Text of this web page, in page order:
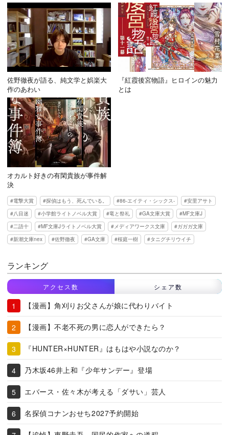
佐野徹夜が語る、純文学と娯楽大
作のあわい
『紅霞後宮物語』ヒロインの魅力
とは
オカルト好きの有閑貴族が事件解
決
電撃大賞 探偵はもう、死んでいる。 86-エイティ・シックス-
安里アサト
八目迷
小学館ライトノベル大賞 竜と祭礼 GA文庫大賞
MF文庫J
二語十
MF文庫Jライトノベル大賞 メディアワークス文庫
ガガガ文庫
新潮文庫nex
佐野徹夜 GA文庫 桜庭一樹 タニグチリウイチ
ランキング
アクセス数 シェア数
【漫画】角刈りお父さんが娘に代わりバイト
【漫画】不老不死の男に恋人ができたら？
『HUNTER×HUNTER』はもはや小説なのか？
乃木坂46井上和『少年サンデー』登場
エバース・佐々木が考える「ダサい」芸人
名探偵コナンおせち2027予約開始